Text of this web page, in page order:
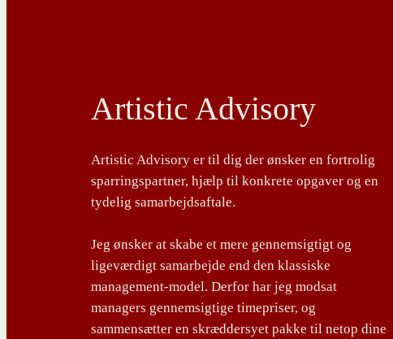
Artistic Advisory
Artistic Advisory er til dig der ønsker en fortrolig
sparringspartner, hjælp til konkrete opgaver og en
tydelig samarbejdsaftale.
Jeg ønsker at skabe et mere gennemsigtigt og
ligeværdigt samarbejde end den klassiske
management-model. Derfor har jeg modsat
managers gennemsigtige timepriser, og
sammensætter en skræddersyet pakke til netop dine